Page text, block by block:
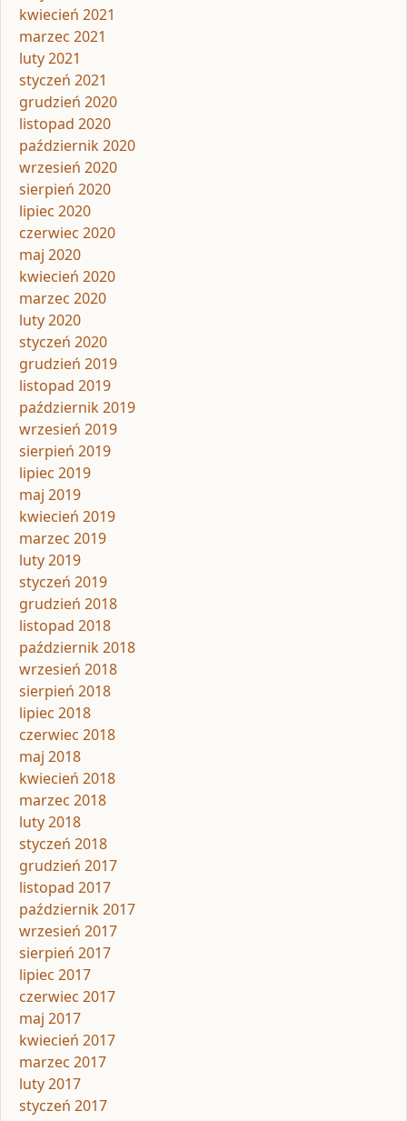
kwiecień 2021
marzec 2021
luty 2021
styczeń 2021
grudzień 2020
listopad 2020
październik 2020
wrzesień 2020
sierpień 2020
lipiec 2020
czerwiec 2020
maj 2020
kwiecień 2020
marzec 2020
luty 2020
styczeń 2020
grudzień 2019
listopad 2019
październik 2019
wrzesień 2019
sierpień 2019
lipiec 2019
maj 2019
kwiecień 2019
marzec 2019
luty 2019
styczeń 2019
grudzień 2018
listopad 2018
październik 2018
wrzesień 2018
sierpień 2018
lipiec 2018
czerwiec 2018
maj 2018
kwiecień 2018
marzec 2018
luty 2018
styczeń 2018
grudzień 2017
listopad 2017
październik 2017
wrzesień 2017
sierpień 2017
lipiec 2017
czerwiec 2017
maj 2017
kwiecień 2017
marzec 2017
luty 2017
styczeń 2017